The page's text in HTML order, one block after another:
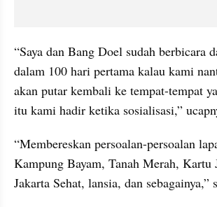
“Saya dan Bang Doel sudah berbicara
dalam 100 hari pertama kalau kami
akan putar kembali ke tempat-tempat
itu kami hadir ketika sosialisasi,”
“Membereskan persoalan-persoalan
Kampung Bayam, Tanah Merah, Kartu
Jakarta Sehat, lansia, dan sebagainya,”